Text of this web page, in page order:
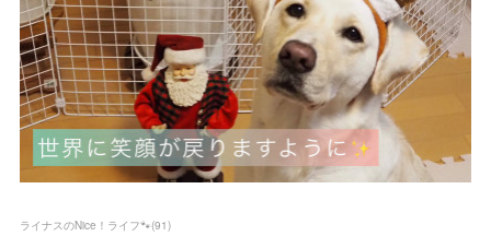
ライナスのNice！ライフ🐾(91)